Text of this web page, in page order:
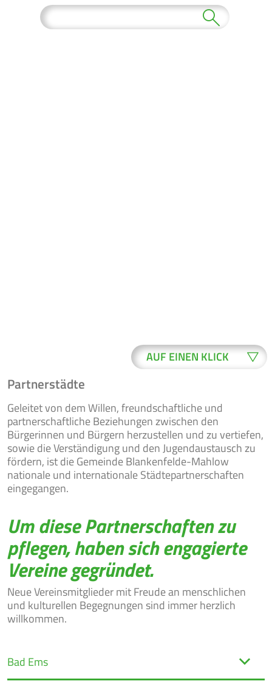
AUF EINEN KLICK
WO ERLEDIGE
ICH WAS?
BUERGER-
SERVICE
ONLINE-
FORMULARE NEWSLETTER
RATSINFO VERANSTAL-
TUNGEN
JOBS BEKANNT-
MACHUNGEN
Partnerstädte
Geleitet von dem Willen, freundschaftliche und
partnerschaftliche Beziehungen zwischen den
Bürgerinnen und Bürgern herzustellen und zu vertiefen,
sowie die Verständigung und den Jugendaustausch zu
fördern, ist die Gemeinde Blankenfelde-Mahlow
nationale und internationale Städtepartnerschaften
eingegangen.
Um diese Partnerschaften zu
pflegen, haben sich engagierte
Vereine gegründet.
Neue Vereinsmitglieder mit Freude an menschlichen
und kulturellen Begegnungen sind immer herzlich
willkommen.
Bad Ems